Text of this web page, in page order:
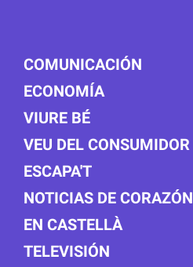
COMUNICACIÓN
ECONOMÍA
VIURE BÉ
VEU DEL CONSUMIDOR
ESCAPA'T
NOTICIAS DE CORAZÓN
EN CASTELLÀ
TELEVISIÓN